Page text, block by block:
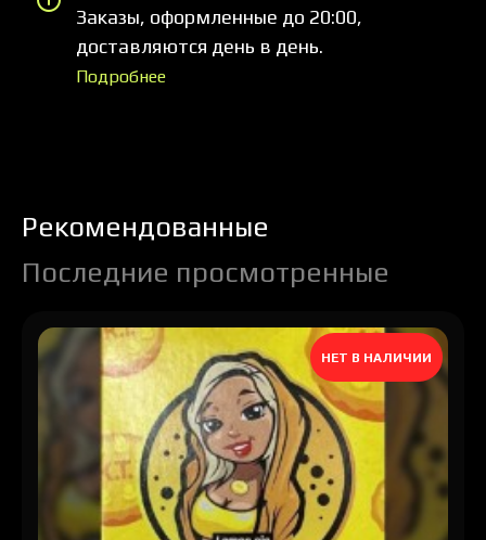
Заказы, оформленные до 20:00,
доставляются день в день.
Подробнее
Рекомендованные
Последние просмотренные
НЕТ В НАЛИЧИИ